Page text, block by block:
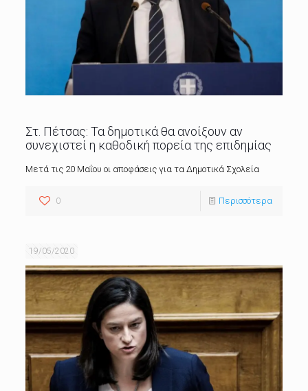
Στ. Πέτσας: Τα δημοτικά θα ανοίξουν αν
συνεχιστεί η καθοδική πορεία της επιδημίας
Μετά τις 20 Μαΐου οι αποφάσεις για τα Δημοτικά Σχολεία
0 Περισσότερα
19/05/2020